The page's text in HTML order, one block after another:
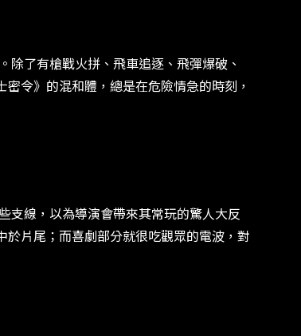
了有槍戰火拼、飛車追逐、飛彈爆破、
令》的混和體，總是在危險情急的時刻，
線，以為導演會帶來其常玩的驚人大反
片尾；而喜劇部分就很吃觀眾的電波，對